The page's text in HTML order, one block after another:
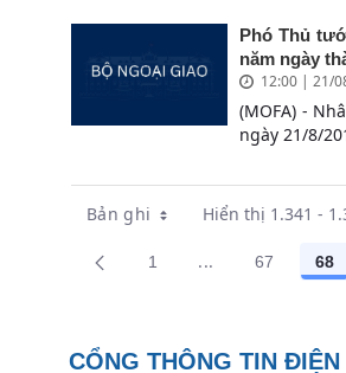
Phó Thủ
năm ngày
12:00 | 21/
(MOFA) -
ngày 21/8/
Bản ghi Hiển thị 1.341 -
Các trang trên cổng
1 ...Trang trung gian
Các trang
67 68
CỔNG THÔNG TIN